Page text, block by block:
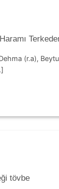
(r.a),
tövbe